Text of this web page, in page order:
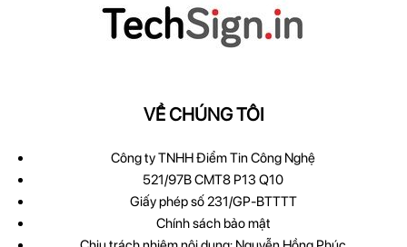
VỀ CHÚNG TÔI
Công ty TNHH Điểm Tin Công Nghệ
521/97B CMT8 P13 Q10
Giấy phép số 231/GP-BTTTT
Chính sách bảo mật